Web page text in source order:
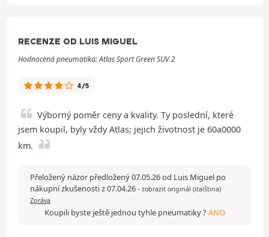
RECENZE OD LUIS MIGUEL
Hodnocená pneumatika: Atlas Sport Green SUV 2
4/5
Výborný poměr ceny a kvality. Ty poslední, které
jsem koupil, byly vždy Atlas; jejich životnost je 60a0000
km.
Přeložený názor předložený 07.05.26 od Luis Miguel po
nákupní zkušenosti z 07.04.26- zobrazit originál (italština)
Zpráva
Koupili byste ještě jednou tyhle pneumatiky ?ANO